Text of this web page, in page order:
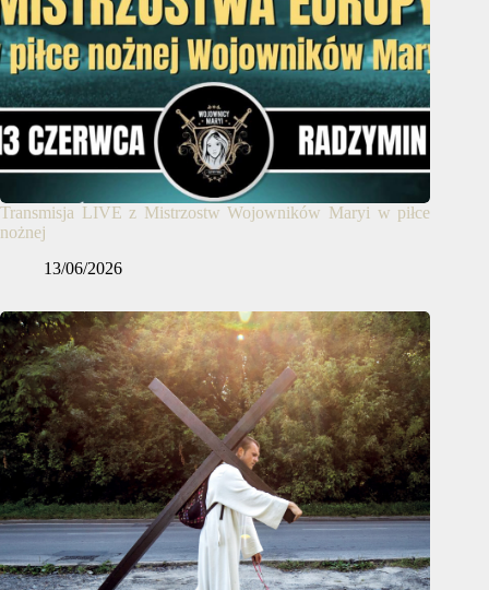
Transmisja LIVE z Mistrzostw Wojowników Maryi w piłce
nożnej
13/06/2026